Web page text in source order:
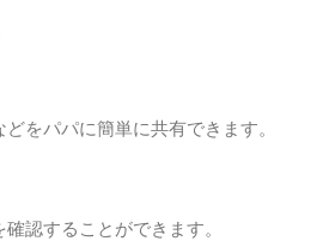
をパパに簡単に共有できます。
認することができます。